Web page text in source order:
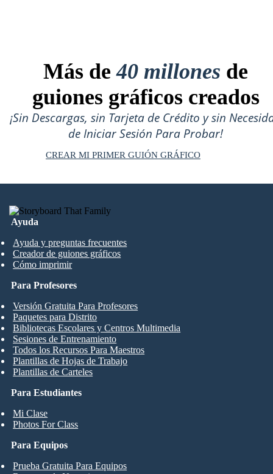
Más de40 millones de
guiones gráficos creados
¡Sin Descargas, sin Tarjeta de Crédito y sin
de Iniciar Sesión Para Probar!
CREAR MI PRIMER GUIÓN GRÁFICO
Ayuda
Ayuda y preguntas frecuentes
Creador de guiones gráficos
Cómo imprimir
Para Estudiantes
Mi Clase
Photos For Class
Para Profesores
Versión Gratuita Para Profesores
Paquetes para Distrito
Bibliotecas Escolares y Centros Multimedia
Sesiones de Entrenamiento
Todos los Recursos Para Maestros
Plantillas de Hojas de Trabajo
Plantillas de Carteles
Para Equipos
Prueba Gratuita Para Equipos